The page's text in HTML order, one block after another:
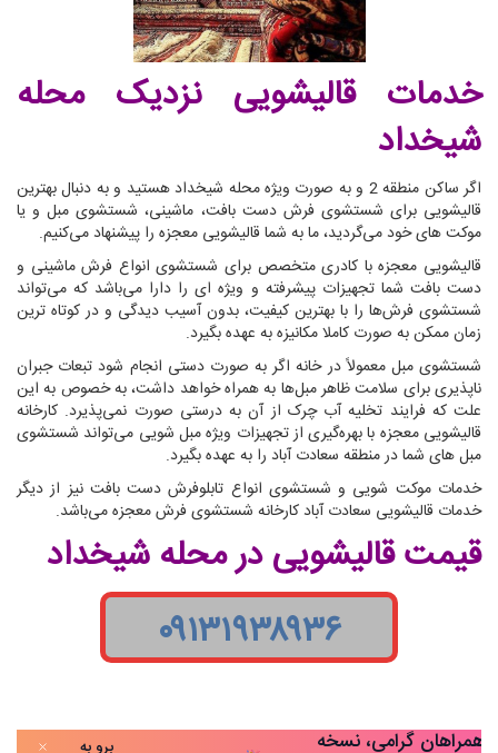
خدمات قالیشویی نزدیک محله
شیخداد
اگر ساکن منطقه 2 و به صورت ویژه محله شیخداد هستید و به دنبال بهترین
قالیشویی برای شستشوی فرش دست بافت، ماشینی، شستشوی مبل و یا
موکت های خود می‌گردید، ما به شما قالیشویی معجزه را پیشنهاد می‌کنیم.
قالیشویی معجزه با کادری متخصص برای شستشوی انواع فرش ماشینی و
دست بافت شما تجهیزات پیشرفته و ویژه ای را دارا می‌باشد که می‌تواند
شستشوی فرش‌ها را با بهترین کیفیت، بدون آسیب دیدگی و در کوتاه ترین
زمان ممکن به صورت کاملا مکانیزه به عهده بگیرد.
شستشوی مبل معمولاً در خانه اگر به صورت دستی انجام شود تبعات جبران
ناپذیری برای سلامت ظاهر مبل‌ها به همراه خواهد داشت، به خصوص به این
علت که فرایند تخلیه آب چرک از آن به درستی صورت نمی‌پذیرد. کارخانه
قالیشویی معجزه با بهره‌گیری از تجهیزات ویژه مبل شویی می‌تواند شستشوی
مبل های شما در منطقه سعادت آباد را به عهده بگیرد.
خدمات موکت شویی و شستشوی انواع تابلوفرش دست بافت نیز از دیگر
خدمات قالیشویی سعادت آباد کارخانه شستشوی فرش معجزه می‌باشد.
قیمت قالیشویی در محله شیخداد
۰۹۱۳۱۹۳۸۹۳۶